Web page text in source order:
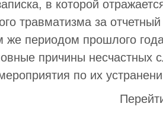
в которой
травматизма за
же периодом прошлого
причины несчастных
по их